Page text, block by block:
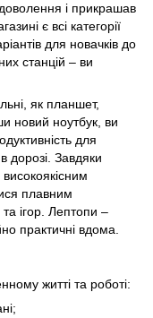
і прикрашав
є всі категорії
для новачків до
станцій – ви
як планшет,
новий ноутбук, ви
для
дорозі. Завдяки
плавним
та ігор. Лептопи –
практичні вдома.
житті та роботі: